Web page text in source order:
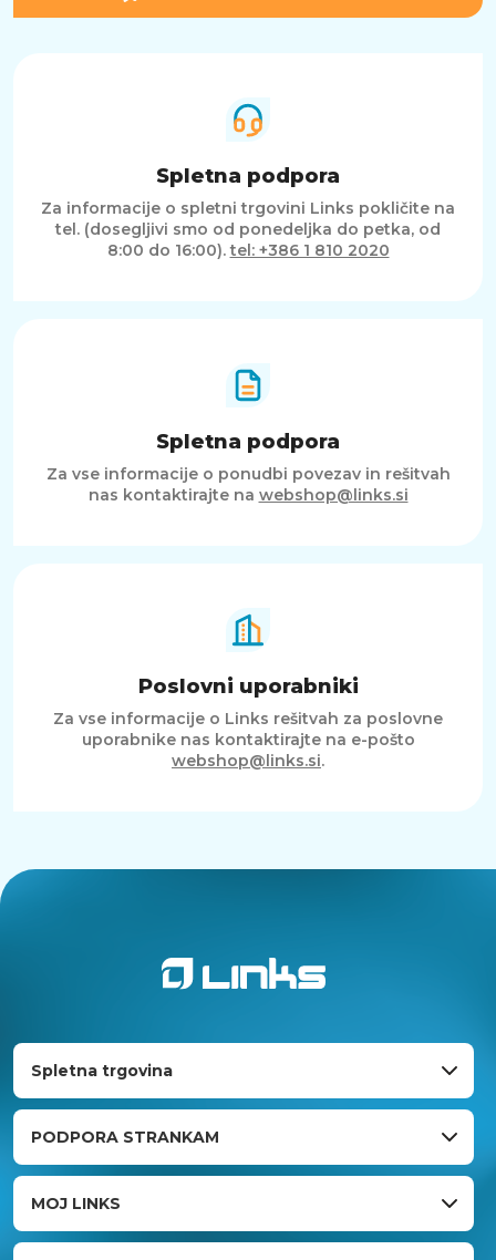
Spletna podpora
Za informacije o spletni trgovini Links pokličite na
tel. (dosegljivi smo od ponedeljka do petka, od
8:00 do 16:00).tel: +386 1 810 2020
Spletna podpora
Za vse informacije o ponudbi povezav in rešitvah
nas kontaktirajte na webshop@links.si
Poslovni uporabniki
Za vse informacije o Links rešitvah za poslovne
uporabnike nas kontaktirajte na e-pošto
webshop@links.si.
Spletna trgovina
PODPORA STRANKAM
MOJ LINKS